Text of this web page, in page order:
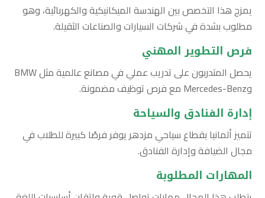
يمزج هذا التخصص بين الهندسة الميكانيكية والكهربائية، وهو
مطلوب بشدة في شركات السيارات والصناعات الثقيلة.
فرص التطوير المهني
يحصل المتدربون على تدريب عملي في مصانع عالمية مثل BMW
وMercedes-Benz مع فرص توظيف مضمونة.
إدارة الفنادق والسياحة
تتميز ألمانيا بقطاع سياحي مزدهر يوفر فرصًا كبيرة للطلاب في
مجال الضيافة وإدارة الفنادق.
المهارات المطلوبة